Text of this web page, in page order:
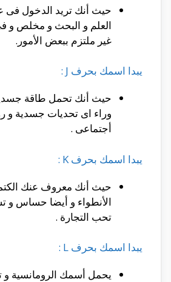
حيث أنك تريد الدخول
العلم و البحث و مخلص و
غير ملتزم ببعض الأمور.
يبدا اسمك بحرف J :
حيث أنك تحمل طاقة
وراء اى تحديات جسدية و
أجتماعى .
يبدا اسمك بحرف K :
حيث أنك معروف عنك
الأنطواء و أيضا حساس و
تحب التجارة .
يبدا اسمك بحرف L :
يحمل أسمك الرومانسية